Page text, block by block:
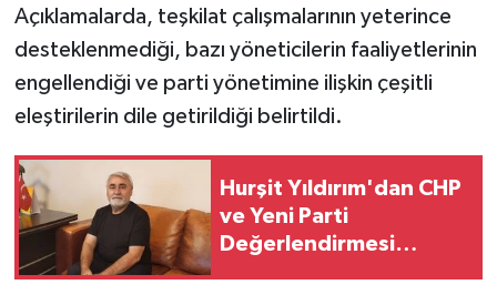
Açıklamalarda, teşkilat çalışmalarının yeterince
desteklenmediği, bazı yöneticilerin faaliyetlerinin
engellendiği ve parti yönetimine ilişkin çeşitli
eleştirilerin dile getirildiği belirtildi.
Hurşit Yıldırım'dan CHP
ve Yeni Parti
Değerlendirmesi